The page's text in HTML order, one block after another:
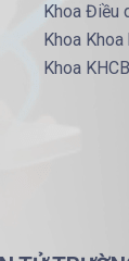
Khoa Điều
Khoa Khoa
Khoa KHCB